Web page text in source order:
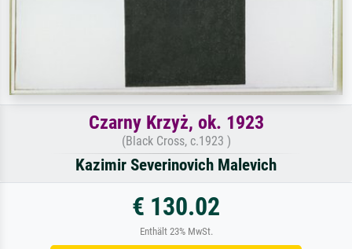
Czarny Krzyż, ok. 1923
(Black Cross, c.1923 )
Kazimir Severinovich Malevich
€ 130.02
Enthält 23% MwSt.